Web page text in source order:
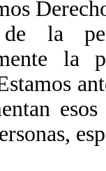
de la
la